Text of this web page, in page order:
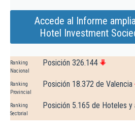
Accede al Informe
Hotel Investment
Ranking
Nacional
Posición 326.144
Ranking
Provincial
Posición 18.372 de Valencia
Ranking
Sectorial
Posición 5.165 de Hoteles